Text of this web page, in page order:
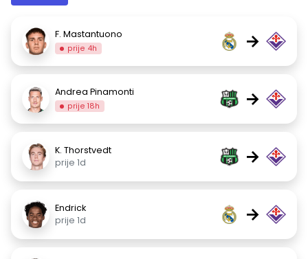
F. Mastantuono
prije 4h →
Andrea Pinamonti
prije 18h →
K. Thorstvedt
prije 1d
→
Endrick
prije 1d
→